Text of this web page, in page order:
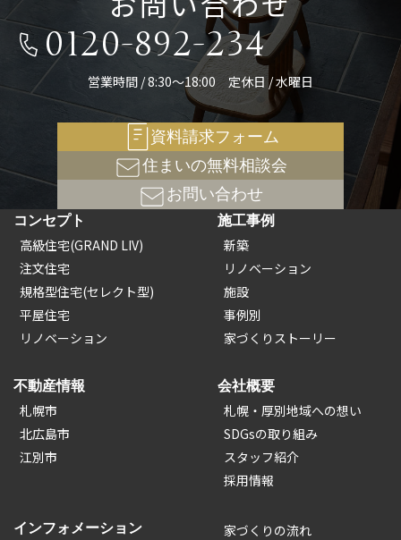
0120-892-234
営業時間 / 8:30～18:00 定休日 / 水曜日
資料請求フォーム
住まいの無料相談会
お問い合わせ
コンセプト
高級住宅(GRAND LIV)
注文住宅
規格型住宅(セレクト型)
平屋住宅
リノベーション
施工事例
新築
リノベーション
施設
事例別
家づくりストーリー
不動産情報
札幌市
北広島市
江別市
会社概要
札幌・厚別地域への想い
SDGsの取り組み
スタッフ紹介
採用情報
インフォメーション
家づくりの流れ